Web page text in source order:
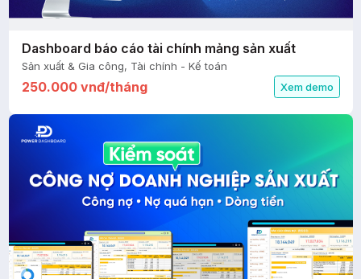
Dashboard báo cáo tài chính mảng sản xuất
Sản xuất & Gia công, Tài chính - Kế toán
250.000 vnđ/tháng Xem demo